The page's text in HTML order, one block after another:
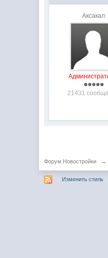
Аксакал
21431
Форум Новостройки →
Изменить стиль